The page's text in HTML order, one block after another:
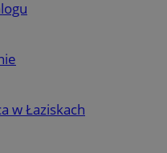
w Łaziskach